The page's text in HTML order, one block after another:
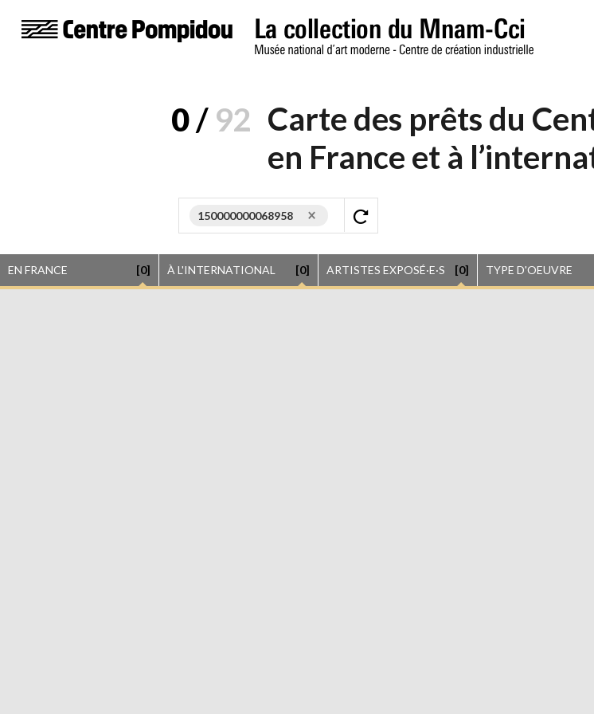
0/ 92 Carte des prêts du
en France et à
150000000068958
EN FRANCE [0] À L'INTERNATIONAL [0] ARTISTES EXPOSÉ·E·S [0] TYPE D'OEUVRE